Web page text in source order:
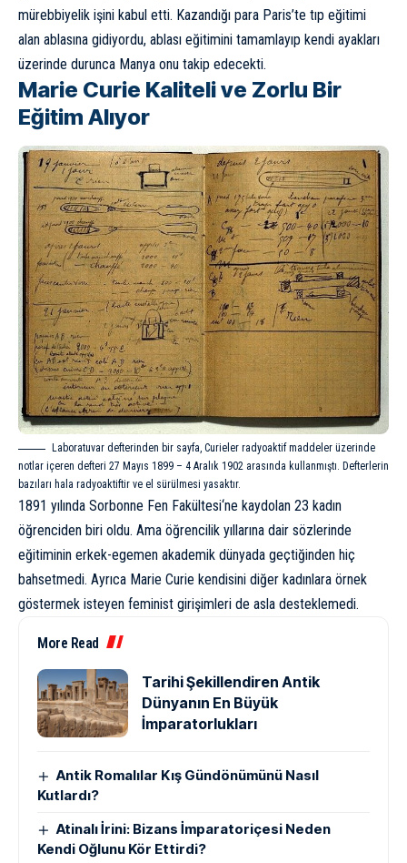
mürebbiyelik işini kabul etti. Kazandığı para Paris’te tıp eğitimi
alan ablasına gidiyordu, ablası eğitimini tamamlayıp kendi ayakları
üzerinde durunca Manya onu takip edecekti.
Marie Curie Kaliteli ve Zorlu Bir
Eğitim Alıyor
Laboratuvar defterinden bir sayfa, Curieler radyoaktif maddeler üzerinde
notlar içeren defteri 27 Mayıs 1899 – 4 Aralık 1902 arasında kullanmıştı. Defterlerin
bazıları hala radyoaktiftir ve el sürülmesi yasaktır.
1891 yılında Sorbonne Fen Fakültesi‘ne kaydolan 23 kadın
öğrenciden biri oldu. Ama öğrencilik yıllarına dair sözlerinde
eğitiminin erkek-egemen akademik dünyada geçtiğinden hiç
bahsetmedi. Ayrıca Marie Curie kendisini diğer kadınlara örnek
göstermek isteyen feminist girişimleri de asla desteklemedi.
More Read
Tarihi Şekillendiren Antik
Dünyanın En Büyük
İmparatorlukları
Antik Romalılar Kış Gündönümünü Nasıl
Kutlardı?
Atinalı İrini: Bizans İmparatoriçesi Neden
Kendi Oğlunu Kör Ettirdi?